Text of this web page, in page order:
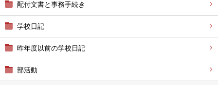
配付文書と事務手続き
学校日記
昨年度以前の学校日記
部活動